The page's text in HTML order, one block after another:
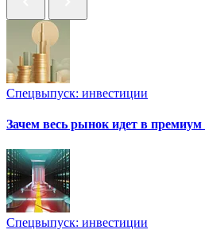
Спецвыпуск: инвестиции
Зачем весь рынок идет в
Спецвыпуск: инвестиции